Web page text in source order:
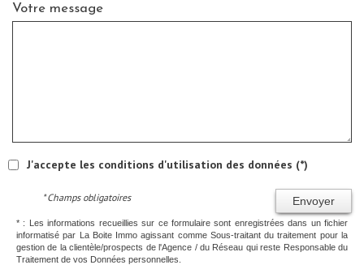
Votre message
J'accepte les conditions d'utilisation des données (*)
Envoyer
* Champs obligatoires
* : Les informations recueillies sur ce formulaire sont enregistrées dans un fichier
informatisé par La Boite Immo agissant comme Sous-traitant du traitement pour la
gestion de la clientèle/prospects de l'Agence / du Réseau qui reste Responsable du
Traitement de vos Données personnelles.